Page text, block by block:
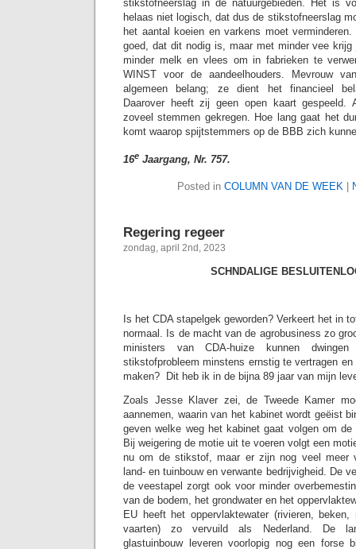
stikstofneerslag in de natuurgebieden. Het is
helaas niet logisch, dat dus de stikstofneerslag
het aantal koeien en varkens moet
goed, dat dit nodig is, maar met minder vee
minder melk en vlees om in fabrieken te
WINST voor de aandeelhouders. Mevrouw
algemeen belang; ze dient het financieel
Daarover heeft zij geen open kaart gespeeld.
zoveel stemmen gekregen. Hoe lang gaat het
komt waarop spijtstemmers op de BBB zich
16e Jaargang, Nr. 757.
Posted in COLUMN VAN DE WEEK
Regering regeer
zondag, april 2nd, 2023
SCHNDALIGE
Is het CDA stapelgek geworden? Verkeert het in
normaal. Is de macht van de agrobusiness zo
ministers van CDA-huize kunnen
stikstofprobleem minstens ernstig te vertragen
maken? Dit heb ik in de bijna 89 jaar van mijn
Zoals Jesse Klaver zei, de Tweede Kamer
aannemen, waarin van het kabinet wordt geëist
geven welke weg het kabinet gaat volgen om
Bij weigering de motie uit te voeren volgt een
nu om de stikstof, maar er zijn nog veel meer
land- en tuinbouw en verwante bedrijvigheid. De
de veestapel zorgt ook voor minder
van de bodem, het grondwater en het
EU heeft het oppervlaktewater (rivieren,
vaarten) zo vervuild als Nederland. De
glastuinbouw leveren voorlopig nog een forse